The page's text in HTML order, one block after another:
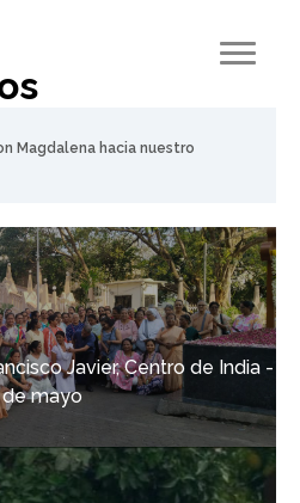
EL CONGRESO DE LA
Javier, Centro de India -
de mayo
Javier, Centro de India -
de mayo